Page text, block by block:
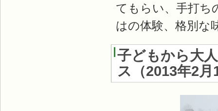
てもらい、手打ち
はの体験、格別な
子どもから大
ス （2013年2月